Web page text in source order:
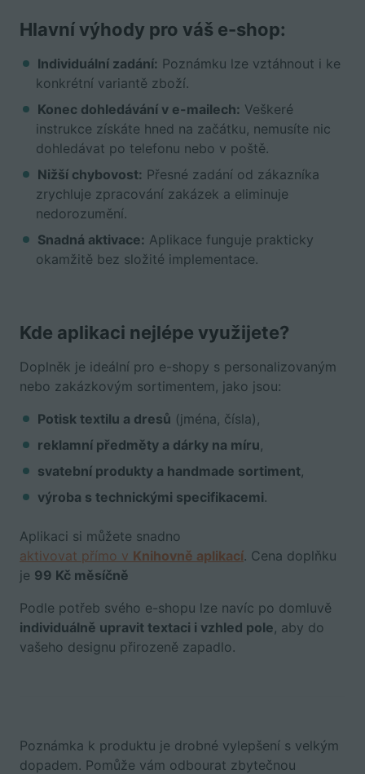
Hlavní výhody pro váš e-shop:
Individuální zadání: Poznámku lze vztáhnout i ke
konkrétní variantě zboží.
Konec dohledávání v e-mailech: Veškeré
instrukce získáte hned na začátku, nemusíte nic
dohledávat po telefonu nebo v poště.
Nižší chybovost: Přesné zadání od zákazníka
zrychluje zpracování zakázek a eliminuje
nedorozumění.
Snadná aktivace: Aplikace funguje prakticky
okamžitě bez složité implementace.
Kde aplikaci nejlépe využijete?
Doplněk je ideální pro e-shopy s personalizovaným
nebo zakázkovým sortimentem, jako jsou:
Potisk textilu a dresů (jména, čísla),
reklamní předměty a dárky na míru,
svatební produkty a handmade sortiment,
výroba s technickými specifikacemi.
Aplikaci si můžete snadno
aktivovat přímo v Knihovně aplikací. Cena doplňku
je 99 Kč měsíčně
Podle potřeb svého e-shopu lze navíc po domluvě
individuálně upravit textaci i vzhled pole, aby do
vašeho designu přirozeně zapadlo.
Poznámka k produktu je drobné vylepšení s velkým
dopadem. Pomůže vám odbourat zbytečnou